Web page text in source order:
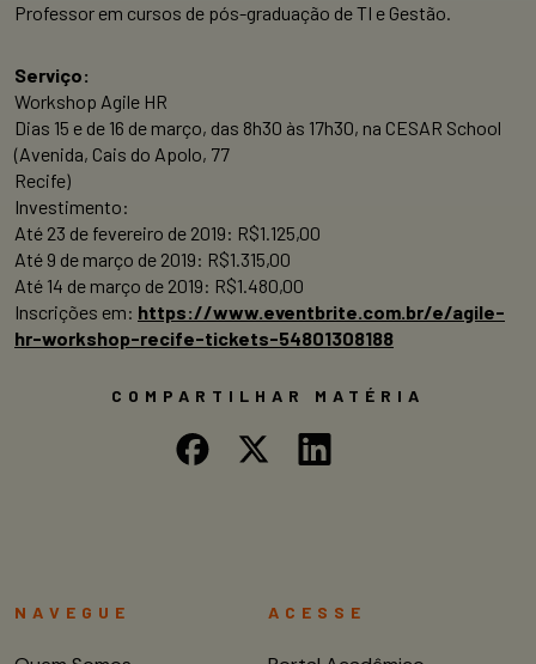
Professor em cursos de pós-graduação de TI e Gestão.
Serviço:
Workshop Agile HR
Dias 15 e de 16 de março, das 8h30 às 17h30, na CESAR School
(Avenida, Cais do Apolo, 77
Recife)
Investimento:
Até 23 de fevereiro de 2019: R$1.125,00
Até 9 de março de 2019: R$1.315,00
Até 14 de março de 2019: R$1.480,00
Inscrições em: https://www.eventbrite.com.br/e/agile-
hr-workshop-recife-tickets-54801308188
COMPARTILHAR MATÉRIA
NAVEGUE ACESSE